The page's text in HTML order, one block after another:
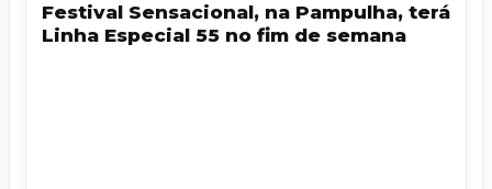
Festival Sensacional, na Pampulha, terá
Linha Especial 55 no fim de semana